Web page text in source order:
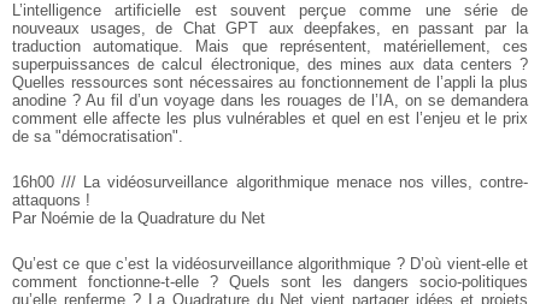
L’intelligence artificielle est souvent perçue comme une série de
nouveaux usages, de Chat GPT aux deepfakes, en passant par la
traduction automatique. Mais que représentent, matériellement, ces
superpuissances de calcul électronique, des mines aux data centers ?
Quelles ressources sont nécessaires au fonctionnement de l’appli laplus
anodine ? Au fil d’un voyage dans les rouages de l’IA, on se demandera
comment elle affecte les plus vulnérables et quel en est l’enjeu et le prix
de sa "démocratisation".
16h00 /// La vidéosurveillance algorithmique menace nos villes, contre-
attaquons !
Par Noémie de la Quadrature du Net
Qu’est ce que c’est la vidéosurveillance algorithmique ? D’où vient-elle et
comment fonctionne-t-elle ? Quels sont les dangers socio-politiques
qu’elle renferme ? La Quadrature du Net vient partager idées et projets